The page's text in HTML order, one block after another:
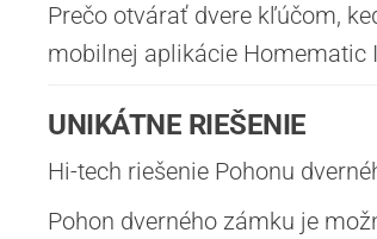
Prečo otvárať dvere kľúčom,
mobilnej aplikácie Homematic
UNIKÁTNE RIEŠENIE
Hi-tech riešenie Pohonu
Pohon dverného zámku je